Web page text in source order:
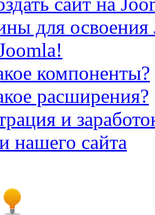
для освоения
компоненты?
расширения?
и
нашего сайта